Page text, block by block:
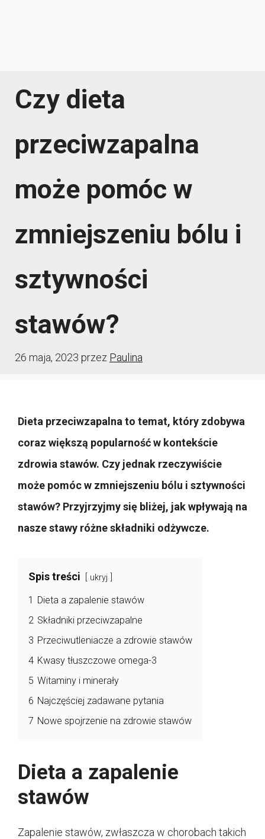
Czy dieta
przeciwzapalna
może pomóc w
zmniejszeniu bólu i
sztywności
stawów?
26 maja, 2023 przez Paulina
Dieta przeciwzapalna to temat, który zdobywa
coraz większą popularność w kontekście
zdrowia stawów. Czy jednak rzeczywiście
może pomóc w zmniejszeniu bólu i sztywności
stawów? Przyjrzyjmy się bliżej, jak wpływają na
nasze stawy różne składniki odżywcze.
Spis treści ukryj
1 Dieta a zapalenie stawów
2 Składniki przeciwzapalne
3 Przeciwutleniacze a zdrowie stawów
4 Kwasy tłuszczowe omega-3
5 Witaminy i minerały
6 Najczęściej zadawane pytania
7 Nowe spojrzenie na zdrowie stawów
Dieta a zapalenie
stawów
Zapalenie stawów, zwłaszcza w chorobach takich